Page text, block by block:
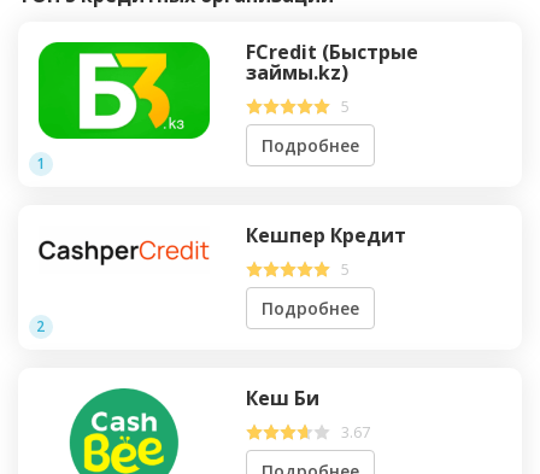
1
FCredit (Быстрые
займы.kz)
5
Подробнее
2
Кешпер Кредит
5
Подробнее
Кеш Би
3.67